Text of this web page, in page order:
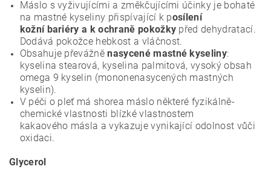
Máslo s vyživujícími a změkčujícími účinky je bohaté
na mastné kyseliny přispívající k posílení
kožní bariéry a k ochraně pokožky před dehydratací.
Dodává pokožce hebkost a vláčnost.
Obsahuje převážně nasycené mastné kyseliny:
kyselina stearová, kyselina palmitová,vysoký obsah
omega 9 kyselin (mononenasycených mastných
kyselin).
V péči o pleť má shorea máslo některé fyzikálně-
chemické vlastnosti blízké vlastnostem
kakaového másla a vykazuje vynikající odolnost vůči
oxidaci.
Glycerol